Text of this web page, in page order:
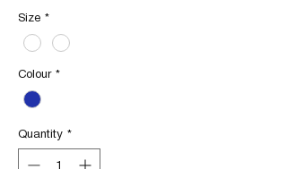
Size *
Colour *
Quantity *